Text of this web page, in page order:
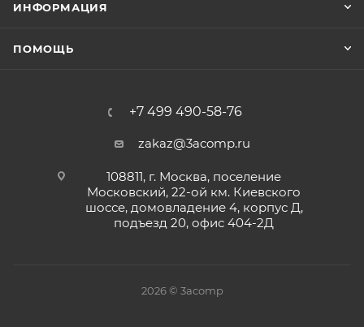
ИНФОРМАЦИЯ
ПОМОЩЬ
+7 499 490-58-76
zakaz@3acomp.ru
108811, г. Москва, поселение
Московский, 22-ой км. Киевского
шоссе, домовладение 4, корпус Д,
подъезд 20, офис 404-2Д
2026 © 3acomp